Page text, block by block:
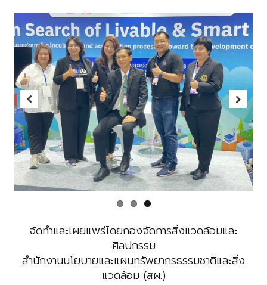
Previous Next
จัดทำและเผยแพร่โดยกองจัดการสิ่งแวดล้อมและ
ศิลปกรรม
สำนักงานนโยบายและแผนทรัพยากรธรรมชาติและสิ่ง
แวดล้อม (สผ.)